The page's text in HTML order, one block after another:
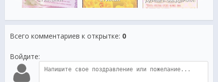
Всего комментариев к открытке: 0
Войдите: